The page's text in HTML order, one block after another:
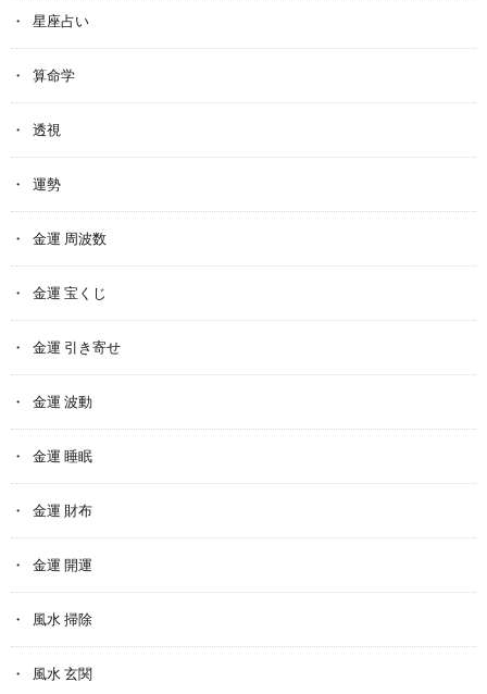
星座占い
算命学
透視
運勢
金運 周波数
金運 宝くじ
金運 引き寄せ
金運 波動
金運 睡眠
金運 財布
金運 開運
風水 掃除
風水 玄関